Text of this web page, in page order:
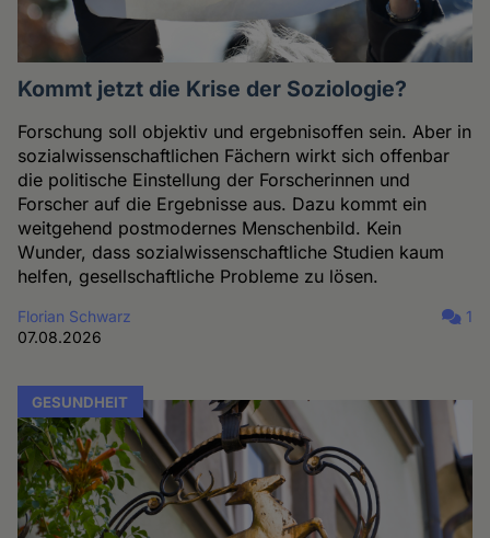
Kommt jetzt die Krise der Soziologie?
Forschung soll objektiv und ergebnisoffen sein. Aber in
sozialwissenschaftlichen Fächern wirkt sich offenbar
die politische Einstellung der Forscherinnen und
Forscher auf die Ergebnisse aus. Dazu kommt ein
weitgehend postmodernes Menschenbild. Kein
Wunder, dass sozialwissenschaftliche Studien kaum
helfen, gesellschaftliche Probleme zu lösen.
Florian Schwarz
07.08.2026
1
GESUNDHEIT